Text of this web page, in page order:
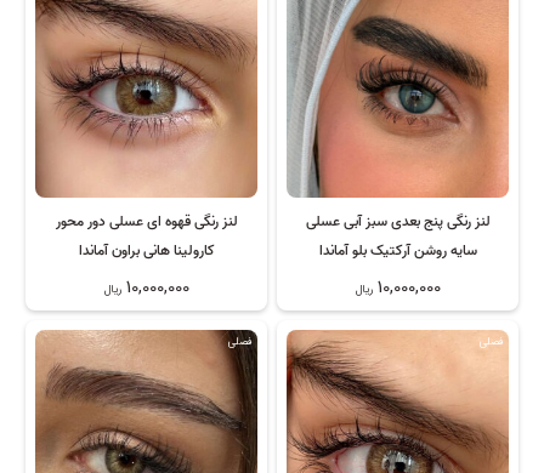
لنز رنگی پنج بعدی سبز آبی عسلی
سایه روشن آرکتیک بلو آماندا
10,000,000 ریال
لنز رنگی قهوه ای عسلی دور محور
کارولینا هانی براون آماندا
10,000,000 ریال
فصلی فصلی